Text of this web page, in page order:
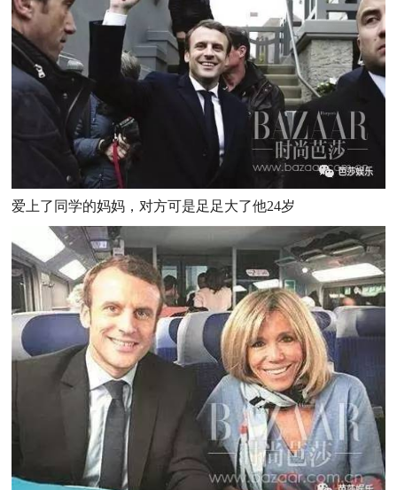
爱上了同学的妈妈，对方可是足足大了他24岁